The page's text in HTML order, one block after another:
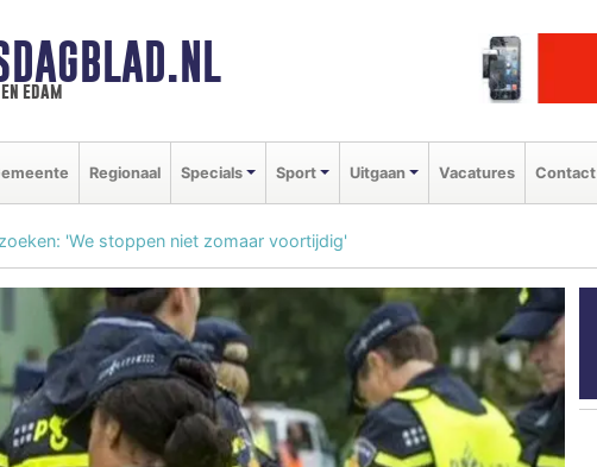
edam
Regionaal Specials Sport Uitgaan Vacatures Contact
'We stoppen niet zomaar voortijdig'